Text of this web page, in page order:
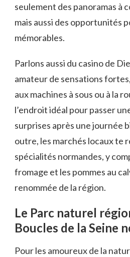
seulement des panoramas à
mais aussi des opportunités
mémorables.
Parlons aussi du casino de
amateur de sensations
aux machines à sous ou à la
l’endroit idéal pour passer
surprises après une journée
outre, les marchés locaux te
spécialités normandes, y
fromage et les pommes au
renommée de la région.
Le Parc naturel
Boucles de la Seine
Pour les amoureux de la